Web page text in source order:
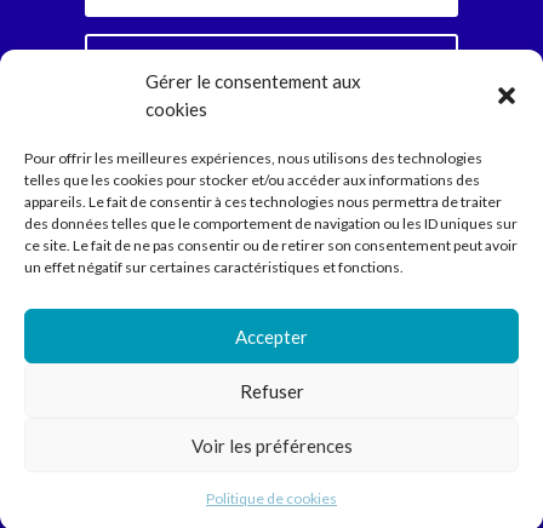
Gérer le consentement aux
cookies
Pour offrir les meilleures expériences, nous utilisons des technologies
telles que les cookies pour stocker et/ou accéder aux informations des
appareils. Le fait de consentir à ces technologies nous permettra de traiter
des données telles que le comportement de navigation ou les ID uniques sur
ce site. Le fait de ne pas consentir ou de retirer son consentement peut avoir
un effet négatif sur certaines caractéristiques et fonctions.
Accepter
Refuser
Voir les préférences
Politique de cookies
mensuelle et jamais plus. Parole d’Ariadne.
Compagnie
Spectacles
Ecritures
Médiation
Agenda
Contact
Compagnie Ariadne © 2022 // Direction Anne Courel • 66
• 04 78 93 94 61 – 06 87 56 90 13